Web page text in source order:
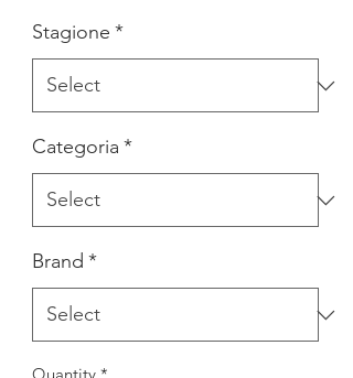
Stagione *
Categoria *
Brand *